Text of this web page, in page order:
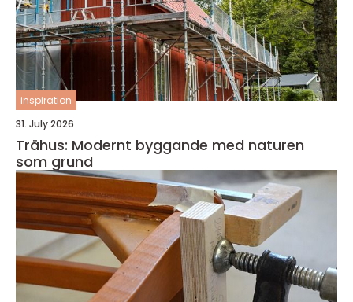
inspiration
31. July 2026
Trähus: Modernt byggande med naturen
som grund